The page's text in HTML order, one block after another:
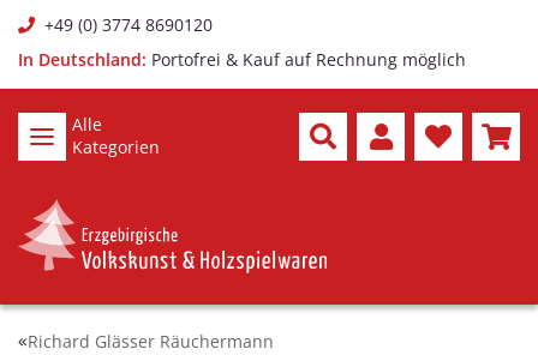
+49 (0) 3774 8690120
In Deutschland: Portofrei & Kauf auf Rechnung möglich
Alle
Kategorien
Richard Glässer Räuchermann